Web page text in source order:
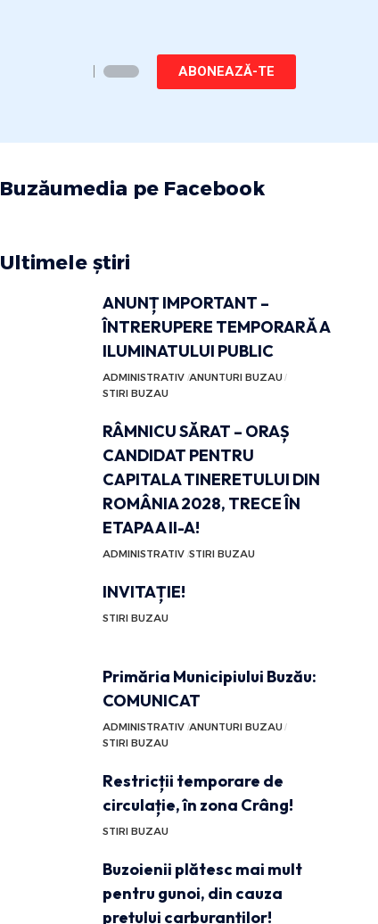
ABONEAZĂ-TE
Buzăumedia pe Facebook
Ultimele știri
ANUNȚ IMPORTANT –
ÎNTRERUPERE TEMPORARĂ A
ILUMINATULUI PUBLIC
ADMINISTRATIV ANUNTURI BUZAU
STIRI BUZAU
RÂMNICU SĂRAT – ORAȘ
CANDIDAT PENTRU
CAPITALA TINERETULUI DIN
ROMÂNIA 2028, TRECE ÎN
ETAPA A II-A!
ADMINISTRATIV STIRI BUZAU
INVITAȚIE!
STIRI BUZAU
Primăria Municipiului Buzău:
COMUNICAT
ADMINISTRATIV ANUNTURI BUZAU
STIRI BUZAU
Restricții temporare de
circulație, în zona Crâng!
STIRI BUZAU
Buzoienii plătesc mai mult
pentru gunoi, din cauza
prețului carburanților!